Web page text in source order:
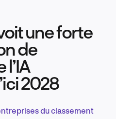
produit
sectorielles
une forte
de
2028
du classement